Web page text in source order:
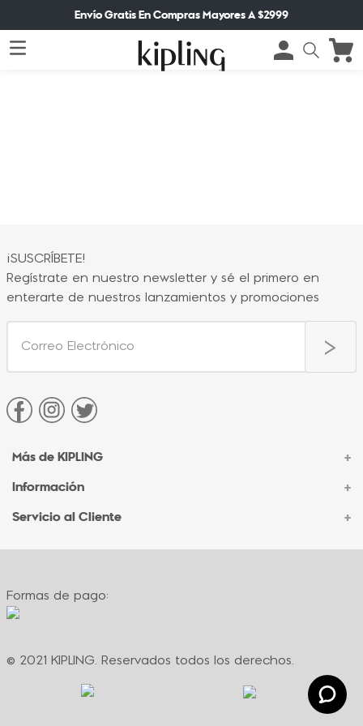
Envío Gratis En Compras Mayores A $2999
¡SUSCRÍBETE!
Regístrate en nuestro newsletter y sé el primero en
enterarte de nuestros lanzamientos y promociones
Más de KIPLING +
Acerca de Kipling
Sucursales
Información +
Contacto Corporativo
Formas de pago
Servicio al Cliente +
Contacto
Políticas de cambio
Términos y condiciones de promociones
Política de privacidad
Formas de pago:
© 2021 KIPLING. Reservados todos los derechos.